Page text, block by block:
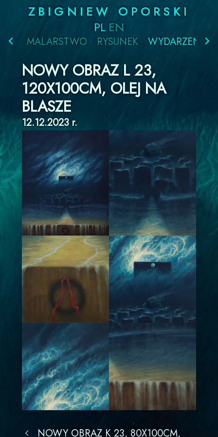
Przejdź
treści
ZBIGNIEW OPORSKI
PL EN
MALARSTWO RYSUNEK WYDARZENIA
NOWY OBRAZ L 23,
120X100CM, OLEJ NA
BLASZE
12.12.2023 r.
NOWY OBRAZ K 23, 80X100CM,